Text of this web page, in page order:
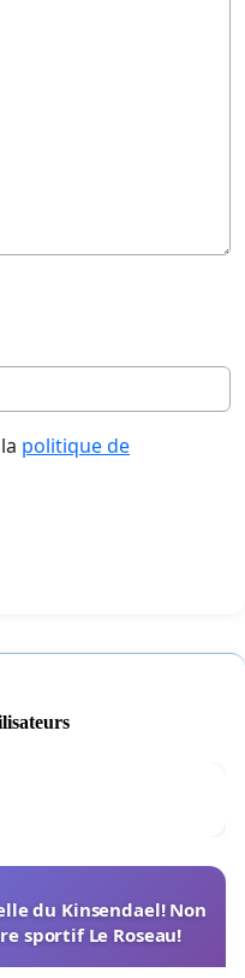
politique de
du Kinsendael! Non
sportif Le Roseau!